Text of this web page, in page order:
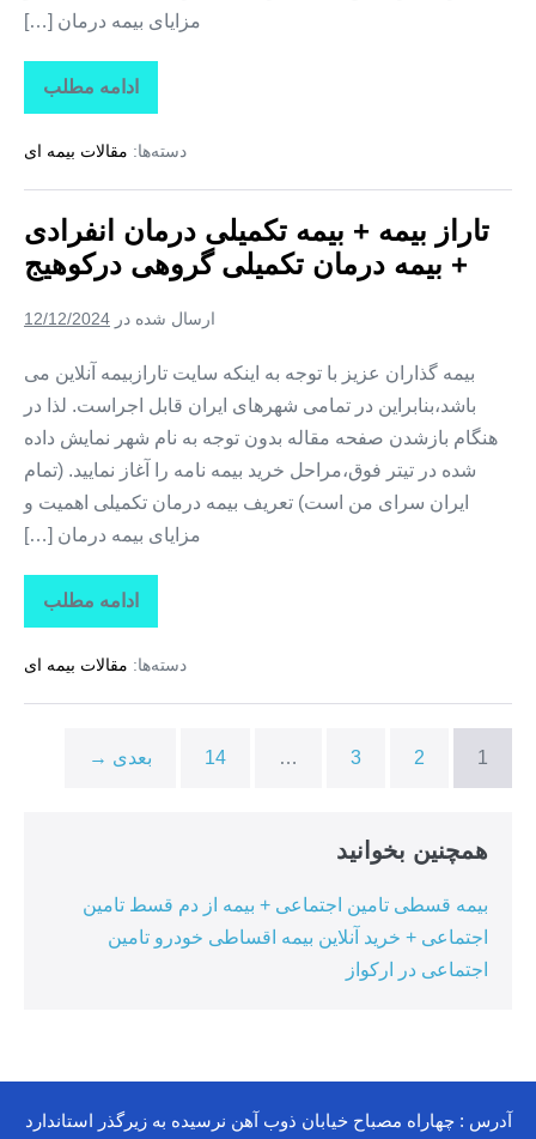
مزایای بیمه درمان […]
ادامه مطلب
تاراز
بیمه
بیمه
درمان
+
بیمه
درمان
تکمیلی
در
دسته‌ها: مقالات بیمه ای
تاراز بیمه + بیمه تکمیلی درمان انفرادی
+ بیمه درمان تکمیلی گروهی درکوهیج
ارسال شده در 12/12/2024
بیمه گذاران عزیز با توجه به اینکه سایت تارازبیمه آنلاین می
باشد،بنابراین در تمامی شهرهای ایران قابل اجراست. لذا در
هنگام بازشدن صفحه مقاله بدون توجه به نام شهر نمایش داده
شده در تیتر فوق،مراحل خرید بیمه نامه را آغاز نمایید. (تمام
ایران سرای من است) تعریف بیمه درمان تکمیلی اهمیت و
مزایای بیمه درمان […]
ادامه مطلب
تاراز
بیمه
بیمه
درمان
بیمه
دسته‌ها: مقالات بیمه ای
1
2
3
…
14 بعدی →
همچنین بخوانید
بیمه قسطی تامین اجتماعی + بیمه از دم قسط تامین
اجتماعی + خرید آنلاین بیمه اقساطی خودرو تامین
اجتماعی در ارکواز
آدرس : چهاراه مصباح خیابان ذوب آهن نرسیده به زیرگذر استاندارد